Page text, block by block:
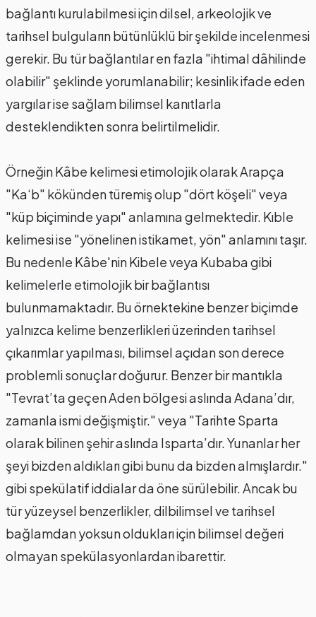
bağlantı kurulabilmesi için dilsel, arkeolojik ve
tarihsel bulguların bütünlüklü bir şekilde incelenmesi
gerekir. Bu tür bağlantılar en fazla "ihtimal dâhilinde
olabilir" şeklinde yorumlanabilir; kesinlik ifade eden
yargılar ise sağlam bilimsel kanıtlarla
desteklendikten sonra belirtilmelidir.
Örneğin Kâbe kelimesi etimolojik olarak Arapça
"Ka‘b" kökünden türemiş olup "dört köşeli" veya
"küp biçiminde yapı" anlamına gelmektedir. Kıble
kelimesi ise "yönelinen istikamet, yön" anlamını taşır.
Bu nedenle Kâbe'nin Kibele veya Kubaba gibi
kelimelerle etimolojik bir bağlantısı
bulunmamaktadır. Bu örnektekine benzer biçimde
yalnızca kelime benzerlikleri üzerinden tarihsel
çıkarımlar yapılması, bilimsel açıdan son derece
problemli sonuçlar doğurur. Benzer bir mantıkla
"Tevrat’ta geçen Aden bölgesi aslında Adana’dır,
zamanla ismi değişmiştir." veya "Tarihte Sparta
olarak bilinen şehir aslında Isparta’dır. Yunanlar her
şeyi bizden aldıkları gibi bunu da bizden almışlardır."
gibi spekülatif iddialar da öne sürülebilir. Ancak bu
tür yüzeysel benzerlikler, dilbilimsel ve tarihsel
bağlamdan yoksun oldukları için bilimsel değeri
olmayan spekülasyonlardan ibarettir.